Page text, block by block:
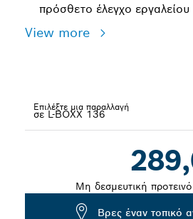
πρόσθετο έλεγχο εργαλείου
View more
Επιλέξτε μια παραλλαγή
Μη δεσμευτική
Βρες έναν τοπικό